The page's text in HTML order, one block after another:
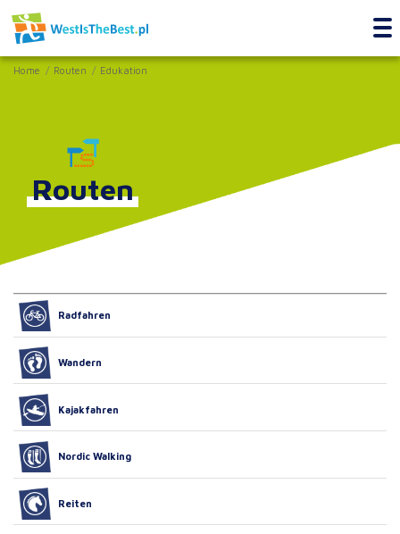
Home Routen Edukation
Routen
Radfahren
Wandern
Kajakfahren
Nordic Walking
Reiten